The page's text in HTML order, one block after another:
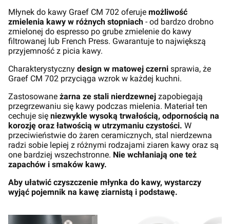
Młynek do kawy Graef CM 702 oferuje możliwość
zmielenia kawy w różnych stopniach - od bardzo drobno
zmielonej do espresso po grube zmielenie do kawy
filtrowanej lub French Press. Gwarantuje to największą
przyjemność z picia kawy.
Charakterystyczny design w matowej czerni sprawia, że
Graef CM 702 przyciąga wzrok w każdej kuchni.
Zastosowane żarna ze stali nierdzewnej zapobiegają
przegrzewaniu się kawy podczas mielenia. Materiał ten
cechuje się niezwykle wysoką trwałością, odpornością na
korozję oraz łatwością w utrzymaniu czystości. W
przeciwieństwie do żaren ceramicznych, stal nierdzewna
radzi sobie lepiej z różnymi rodzajami ziaren kawy oraz są
one bardziej wszechstronne. Nie wchłaniają one też
zapachów i smaków kawy.
Aby ułatwić czyszczenie młynka do kawy, wystarczy
wyjąć pojemnik na kawę ziarnistą i podstawę.